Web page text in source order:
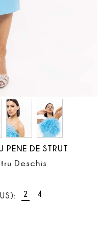
PENE DE STRUT
Deschis
2 4